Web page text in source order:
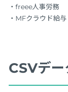
・freee人事労務
・MFクラウド給与
CSVデ